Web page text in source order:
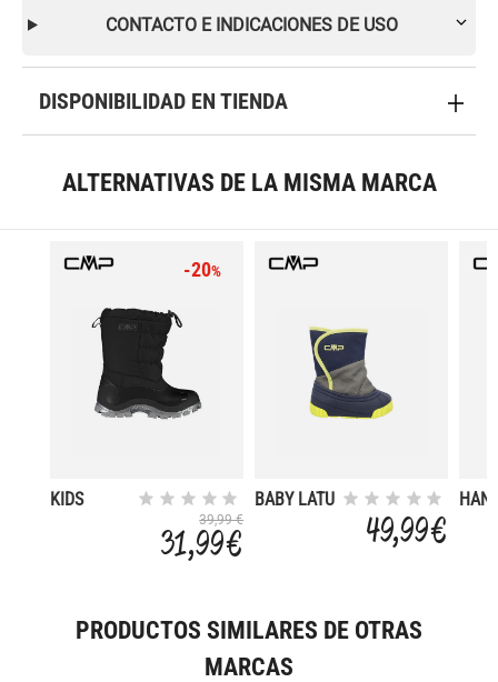
CONTACTO E INDICACIONES DE USO
DISPONIBILIDAD EN TIENDA
ALTERNATIVAS DE LA MISMA MARCA
-20%
KIDS
39,99 €
31,99 €
BABY LATU
49,99 €
PRODUCTOS SIMILARES DE OTRAS
MARCAS